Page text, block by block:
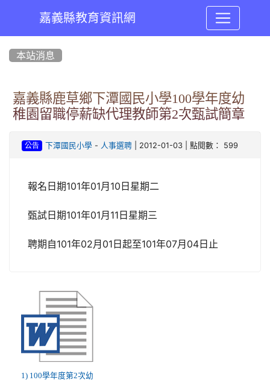
嘉義縣教育資訊網
本站消息
嘉義縣鹿草鄉下潭國民小學100學年度幼
稚園留職停薪缺代理教師第2次甄試簡章
公告 下潭國民小學- 人事選聘| 2012-01-03 | 點閱數： 599
報名日期101年01月10日星期二
甄試日期101年01月11日星期三
聘期自101年02月01日起至101年07月04日止
1) 100學年度第2次幼